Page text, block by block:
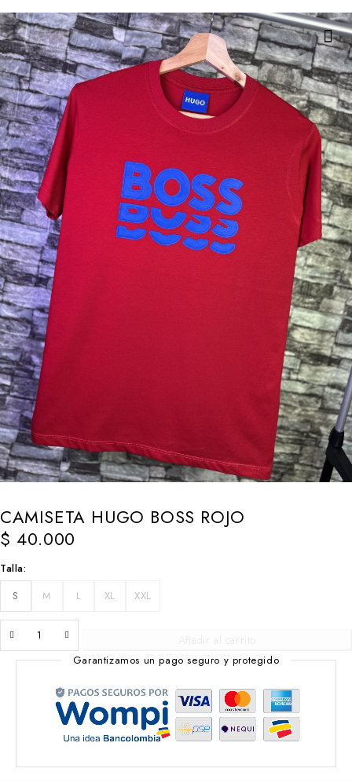
CAMISETA HUGO BOSS ROJO
$ 40.000
Talla
S
M L XL XXL
Añadir al carrito
Garantizamos un pago seguro y protegido